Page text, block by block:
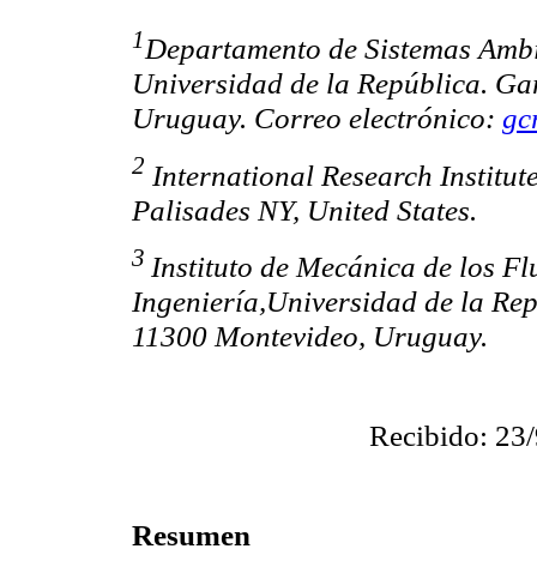
1 Departamento de Sistemas
Universidad de la República.
Uruguay. Correo electrónico:
2 International Research
Palisades NY, United States.
3 Instituto de Mecánica de los
Ingeniería,Universidad de la
11300 Montevideo, Uruguay.
Recibido:
Resumen